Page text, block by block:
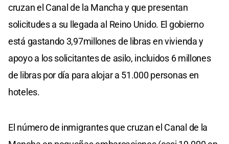
cruzan el Canal de la Mancha y que presentan
solicitudes a su llegada al Reino Unido. El gobierno
está gastando 3,97millones de libras en vivienda y
apoyo a los solicitantes de asilo, incluidos 6 millones
de libras por día para alojar a 51.000 personas en
hoteles.
El número de inmigrantes que cruzan el Canal de la